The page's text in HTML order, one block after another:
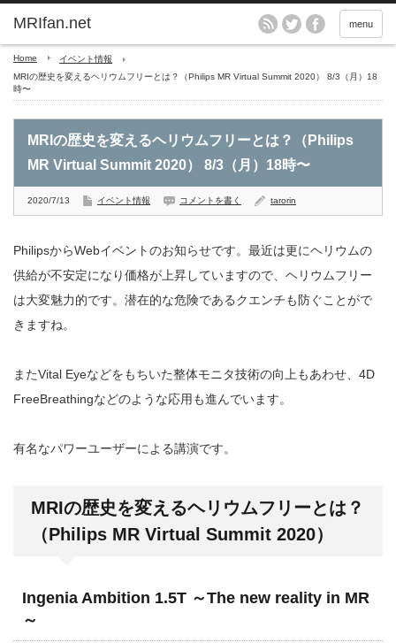
MRIfan.net menu
Home
イベント情報
MRIの歴史を変えるヘリウムフリーとは？（Philips MR Virtual Summit 2020） 8/3（月）18
時〜
MRIの歴史を変えるヘリウムフリーとは？（Philips
MR Virtual Summit 2020） 8/3（月）18時〜
2020/7/13 イベント情報 コメントを書く tarorin
PhilipsからWebイベントのお知らせです。最近は更にヘリウムの
供給が不安定になり価格が上昇していますので、ヘリウムフリー
は大変魅力的です。潜在的な危険であるクエンチも防ぐことがで
きますね。
またVital Eyeなどをもちいた整体モニタ技術の向上もあわせ、4D
FreeBreathingなどのような応用も進んでいます。
有名なパワーユーザーによる講演です。
MRIの歴史を変えるヘリウムフリーとは？
（Philips MR Virtual Summit 2020）
Ingenia Ambition 1.5T ～The new reality in MR
～